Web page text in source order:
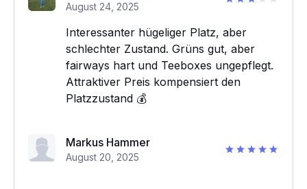
August 24, 2025
Interessanter hügeliger Platz, aber
schlechter Zustand. Grüns gut, aber
fairways hart und Teeboxes ungepflegt.
Attraktiver Preis kompensiert den
Platzzustand 💰
Markus Hammer
August 20, 2025